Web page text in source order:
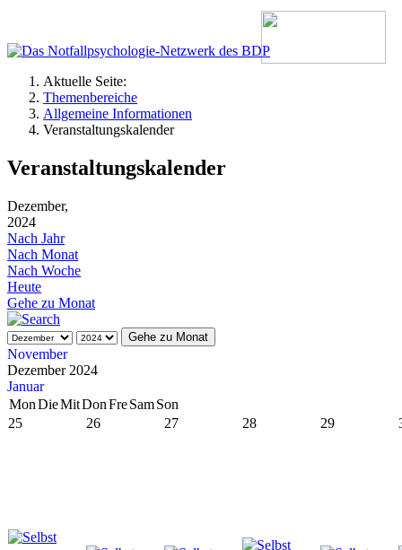
Aktuelle Seite:
Themenbereiche
Allgemeine Informationen
Veranstaltungskalender
Veranstaltungskalender
Dezember,
2024
Nach Jahr
Nach Monat
Nach Woche
Heute
Gehe zu Monat
Gehe zu Monat
November
Dezember 2024
Januar
MonDieMitDonFreSamSon
25
26 27 28 29